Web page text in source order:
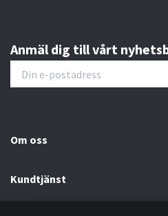
Anmäl dig till vårt
Om oss
Kundtjänst